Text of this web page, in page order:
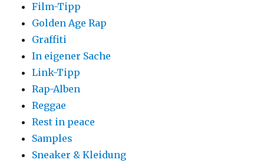
Film-Tipp
Golden Age Rap
Graffiti
In eigener Sache
Link-Tipp
Rap-Alben
Reggae
Rest in peace
Samples
Sneaker & Kleidung